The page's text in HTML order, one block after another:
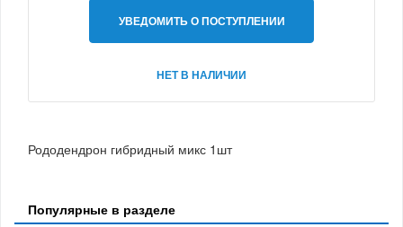
УВЕДОМИТЬ О ПОСТУПЛЕНИИ
НЕТ В НАЛИЧИИ
Рододендрон гибридный микс 1шт
Популярные в разделе